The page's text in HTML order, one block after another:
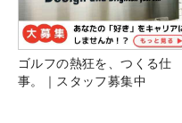
ゴルフの熱狂を、つくる仕
事。｜スタッフ募集中